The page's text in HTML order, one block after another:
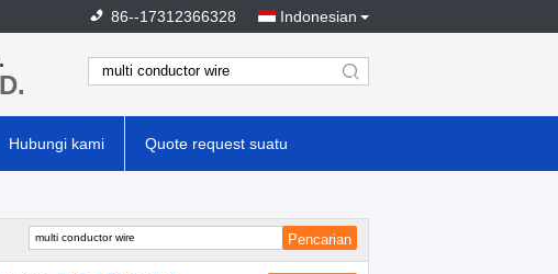
Indonesian
86--17312366328
search
Hubungi kami Quote request suatu